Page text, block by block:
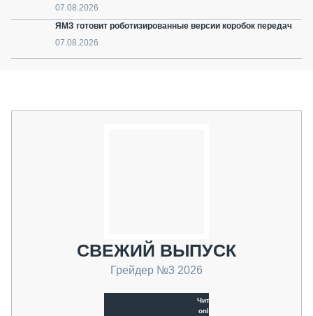
07.08.2026
ЯМЗ готовит роботизированные версии коробок передач
07.08.2026
СВЕЖИЙ ВЫПУСК
Грейдер №3 2026
Читать
online